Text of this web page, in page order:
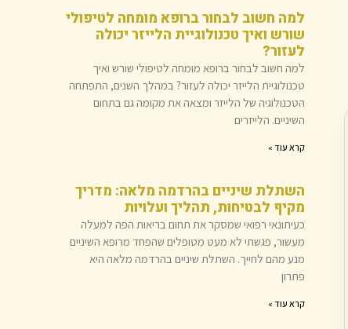
למה חשוב לבחור ברופא מומחה לטיפולי
שורש ואיך טכנולוגיית הלייזר יכולה
לעזור?
למה חשוב לבחור ברופא מומחה לטיפולי שורש ואיך
טכנולוגיית הלייזר יכולה לעזור? במהלך השנים, התפתחה
הטכנולוגיה של הלייזר ומצאה את מקומה גם בתחום
השיניים. הלייזרים
קרא עוד »
השתלת שיניים בהרדמה מלאה: מדריך
מקיף לבטיחות, תהליך ועלויות
כעיתונאי רפואי שמסקר את תחום בריאות הפה למעלה
מעשור, פגשתי לא מעט מטופלים שהפחד מרופא השיניים
מנע מהם לחייך. השתלת שיניים בהרדמה מלאה היא
פתרון
קרא עוד »